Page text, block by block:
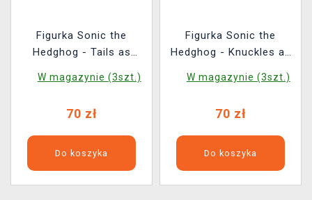
Figurka Sonic the
Hedghog - Tails as
Heroes 594)
W magazynie (3szt.)
70 zł
Do koszyka
Figurka Sonic the
Hedghog - Knuckles as
Heroes 596)
W magazynie (3szt.)
70 zł
Do koszyka